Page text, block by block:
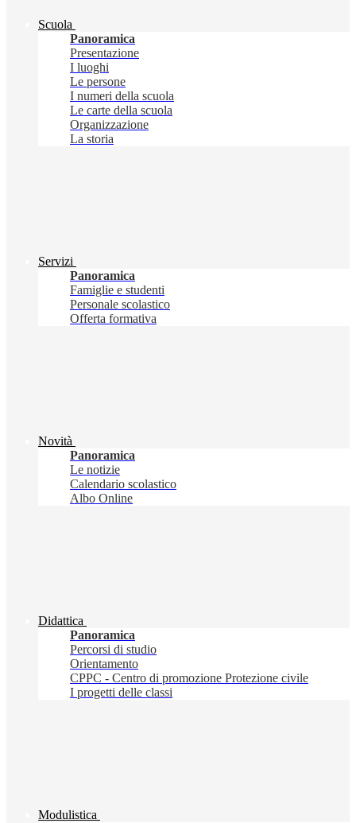
Scuola
Panoramica
Presentazione
I luoghi
Le persone
I numeri della scuola
Le carte della scuola
Organizzazione
La storia
Servizi
Panoramica
Famiglie e studenti
Personale scolastico
Offerta formativa
Novità
Panoramica
Le notizie
Calendario scolastico
Albo Online
Didattica
Panoramica
Percorsi di studio
Orientamento
CPPC - Centro di promozione Protezione civile
I progetti delle classi
Modulistica